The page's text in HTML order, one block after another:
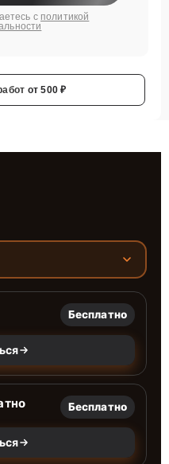
с политикой
от 500 ₽
Бесплатно
Бесплатно